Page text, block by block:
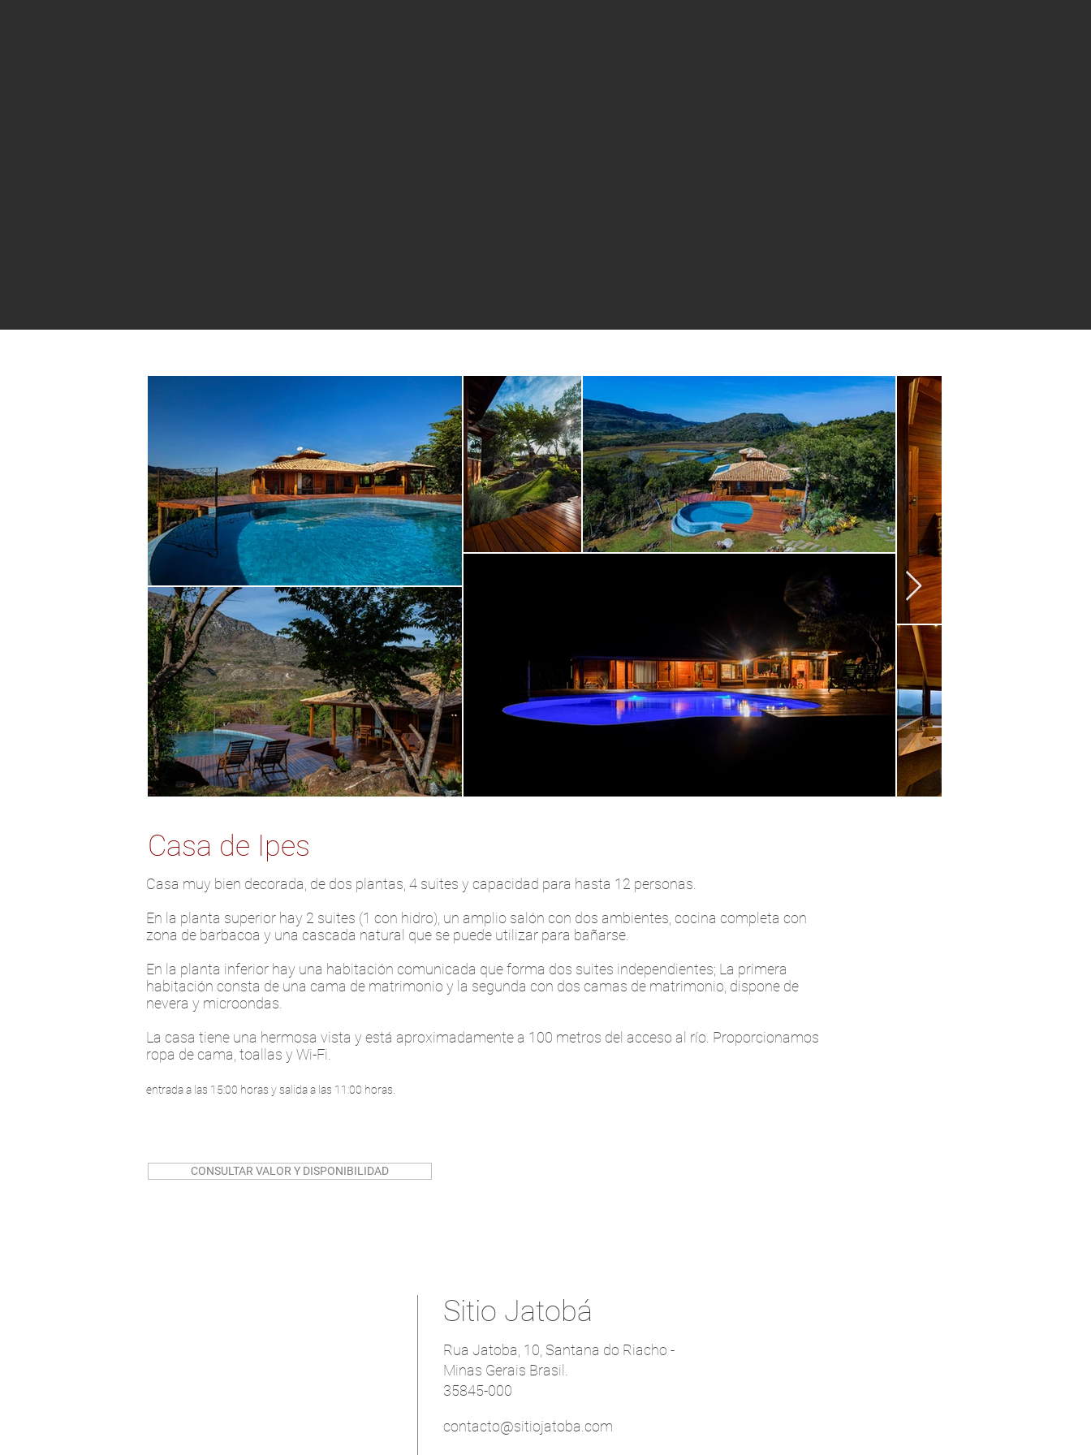
Casa de Ipes
Casa muy bien decorada, de dos plantas, 4 suites y capacidad para hasta 12 personas.
En la planta superior hay 2 suites (1 con hidro), un amplio salón con dos ambientes, cocina completa con
zona de barbacoa y una cascada natural que se puede utilizar para bañarse.
En la planta inferior hay una habitación comunicada que forma dos suites independientes; La primera
habitación consta de una cama de matrimonio y la segunda con dos camas de matrimonio, dispone de
nevera y microondas.
La casa tiene una hermosa vista y está aproximadamente a 100 metros del acceso al río. Proporcionamos
ropa de cama, toallas y Wi-Fi.
entrada a las 15:00 horas y salida a las 11:00 horas.
CONSULTAR VALOR Y DISPONIBILIDAD
Sitio Jatobá
Rua Jatoba, 10, Santana do Riacho -
Minas Gerais Brasil.
35845-000
contacto@sitiojatoba.com